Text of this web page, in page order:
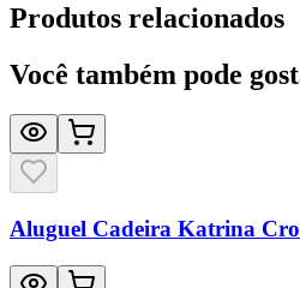
Produtos relacionados
Você também pode
Aluguel Cadeira Katrina